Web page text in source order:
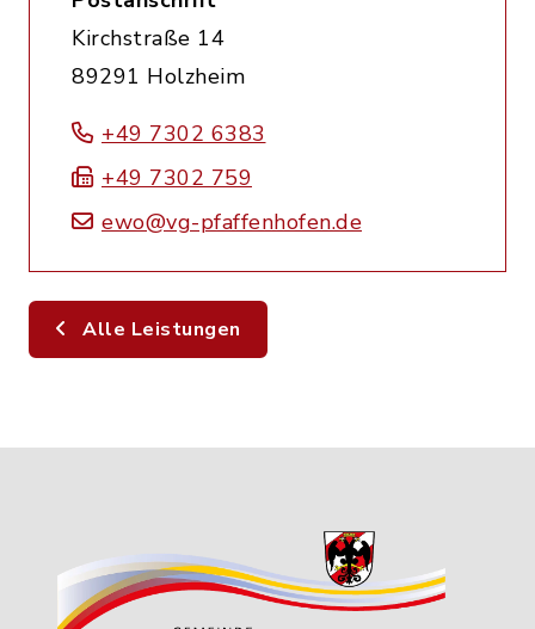
Kirchstraße 14
89291 Holzheim
+49 7302 6383
+49 7302 759
ewo@vg-pfaffenhofen.de
Alle Leistungen